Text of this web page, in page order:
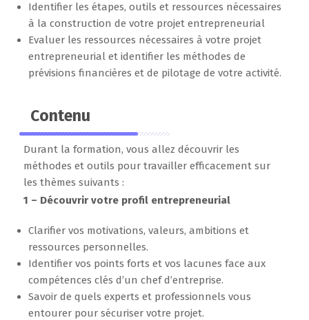
Identifier les étapes, outils et ressources nécessaires
à la construction de votre projet entrepreneurial
Evaluer les ressources nécessaires à votre projet
entrepreneurial et identifier les méthodes de
prévisions financières et de pilotage de votre activité.
Contenu
Durant la formation, vous allez découvrir les
méthodes et outils pour travailler efficacement sur
les thèmes suivants :
1 – Découvrir votre profil entrepreneurial
Clarifier vos motivations, valeurs, ambitions et
ressources personnelles.
Identifier vos points forts et vos lacunes face aux
compétences clés d’un chef d’entreprise.
Savoir de quels experts et professionnels vous
entourer pour sécuriser votre projet.